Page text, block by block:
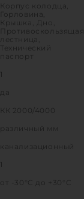
Корпус колодца,
Горловина,
Крышка, Дно,
Противоскользящая
лестница,
Технический
паспорт
1
да
КК 2000/4000
различный мм
канализационный
1
от -30°C до +30°C